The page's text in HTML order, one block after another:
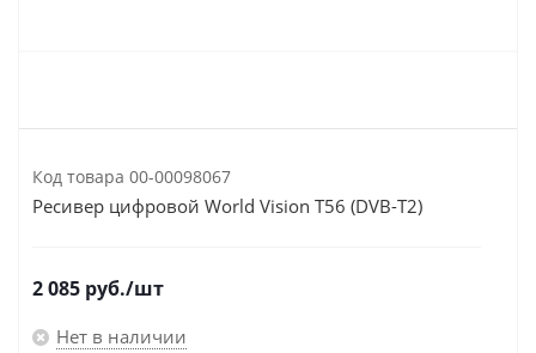
Код товара 00-00098067
Ресивер цифровой World Vision T56 (DVB-T2)
2 085 руб./шт
Нет в наличии